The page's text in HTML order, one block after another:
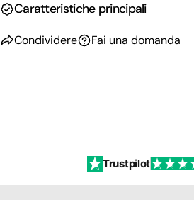
Caratteristiche principali
Condividere Fai una domanda
Trustpilot